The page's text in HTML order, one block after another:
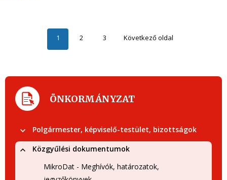
1 2 3 Következő oldal
ÖNKORMÁNYZAT
Polgármester, képviselő-testület, bizottságok
Közgyűlési dokumentumok
MikroDat - Meghívók, határozatok,